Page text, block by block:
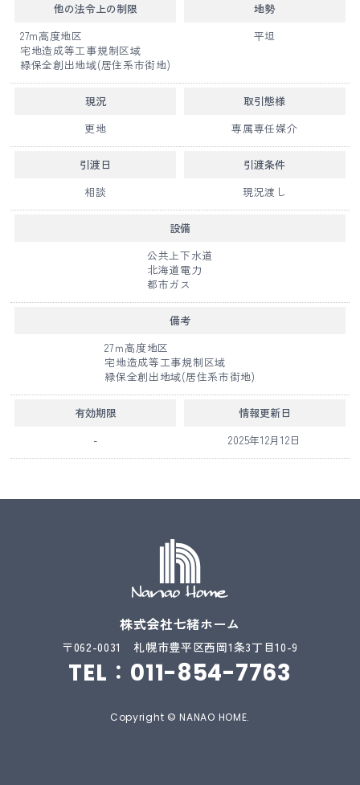
他の法令上の制限
27m高度地区
宅地造成等工事規制区域
緑保全創出地域(居住系市街地)
地勢
平坦
現況
更地
取引態様
専属専任媒介
引渡日
相談
引渡条件
現況渡し
設備
公共上下水道
北海道電力
都市ガス
備考
27ｍ高度地区
宅地造成等工事規制区域
緑保全創出地域(居住系市街地)
有効期限
-
情報更新日
2025年12月12日
株式会社七緒ホーム
〒062-0031 札幌市豊平区西岡1条3丁目10-9
TEL： 011-854-7763
Copyright © NANAO HOME.